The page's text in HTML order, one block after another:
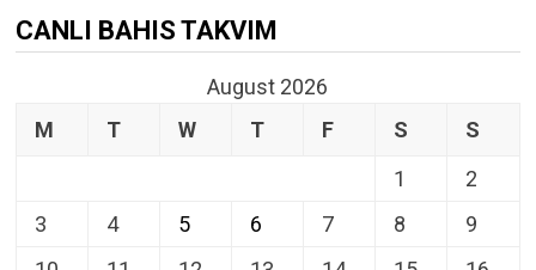
CANLI BAHIS TAKVIM
August 2026
M
T W T F S
S
1
2
3
4 5 6 7 8
9